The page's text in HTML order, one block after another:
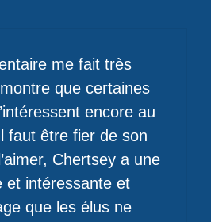
me fait très
que certaines
encore au
faut être fier de son
Chertsey a une
et intéressante et
que les élus ne